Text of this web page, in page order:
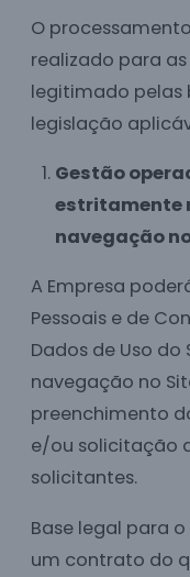
O
realizado para
legitimado pelas
legislação
Gestão
estritamente
navegação
A Empresa
Pessoais e de
Dados de Uso
navegação no
preenchimento
e/ou solicitação
solicitantes.
Base legal para
um contrato do